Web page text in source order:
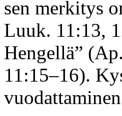
sen merkitys
Luuk. 11:13,
Hengellä”
11:15–16).